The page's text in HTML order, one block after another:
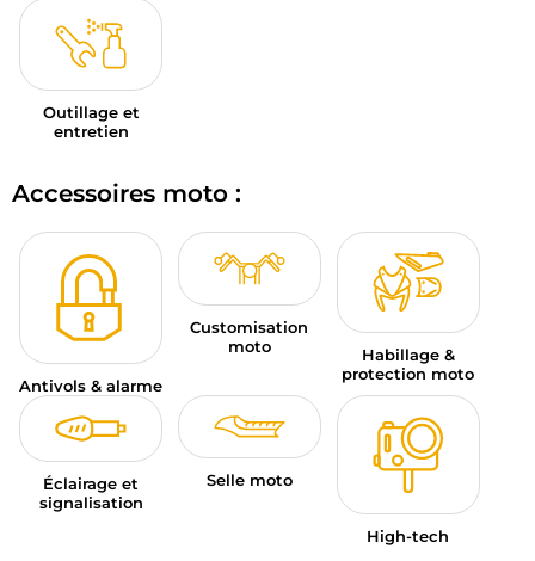
Outillage et
entretien
Accessoires moto :
Antivols & alarme
Customisation
moto
Habillage &
protection moto
Éclairage et
signalisation
Selle moto
High-tech